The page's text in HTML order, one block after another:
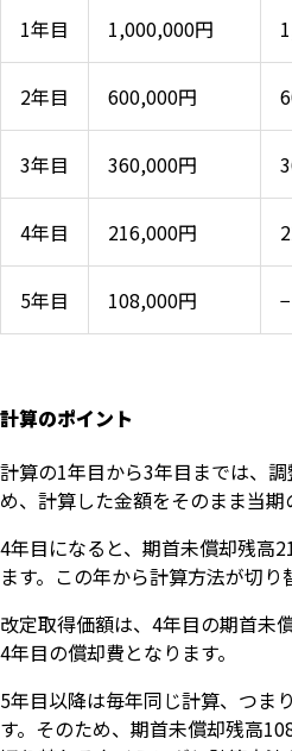
1年目 1,000,000円
2年目 600,000円
3年目 360,000円
4年目 216,000円
5年目 108,000円 −
計算のポイント
計算の1年目から3年目までは、
め、計算した金額をそのまま当期
4年目になると、期首未償却残高
ます。この年から計算方法が切り
改定取得価額は、4年目の期首未
4年目の償却費となります。
5年目以降は毎年同じ計算、つま
す。そのため、期首未償却残高